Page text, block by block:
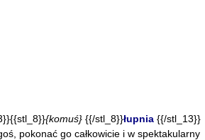
{komuś} {{/stl_8}}łupnia {{/stl_13}}
pokonać go całkowicie i w spektakularny